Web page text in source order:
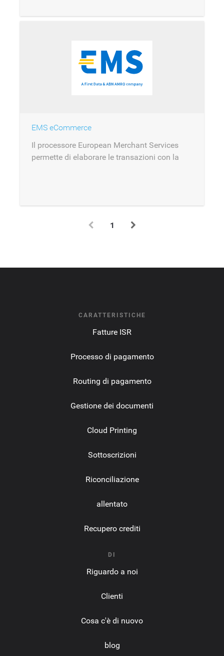
EMS eCommerce
Il processore European Merchant Services
permette di elaborare le transazioni con la
1
CARATTERISTICHE
Fatture ISR
Processo di pagamento
Routing di pagamento
Gestione dei documenti
Cloud Printing
Sottoscrizioni
Riconciliazione
allentato
Recupero crediti
DI
Riguardo a noi
Clienti
Cosa c'è di nuovo
blog